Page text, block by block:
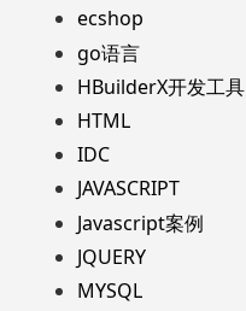
ecshop
go语言
HBuilderX开发工具
HTML
IDC
JAVASCRIPT
Javascript案例
JQUERY
MYSQL